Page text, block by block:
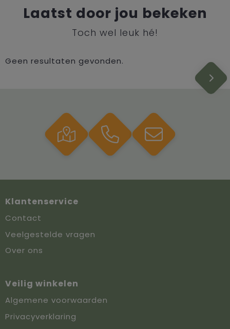
Laatst door jou bekeken
Toch wel leuk hé!
Geen resultaten gevonden.
Klantenservice
Contact
Veelgestelde vragen
Over ons
Veilig winkelen
Algemene voorwaarden
Privacyverklaring